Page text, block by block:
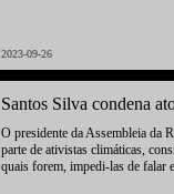
2023-09-26
Santos Silva condena
O presidente da Assembleia da
parte de ativistas climáticas,
quais forem, impedi-las de falar